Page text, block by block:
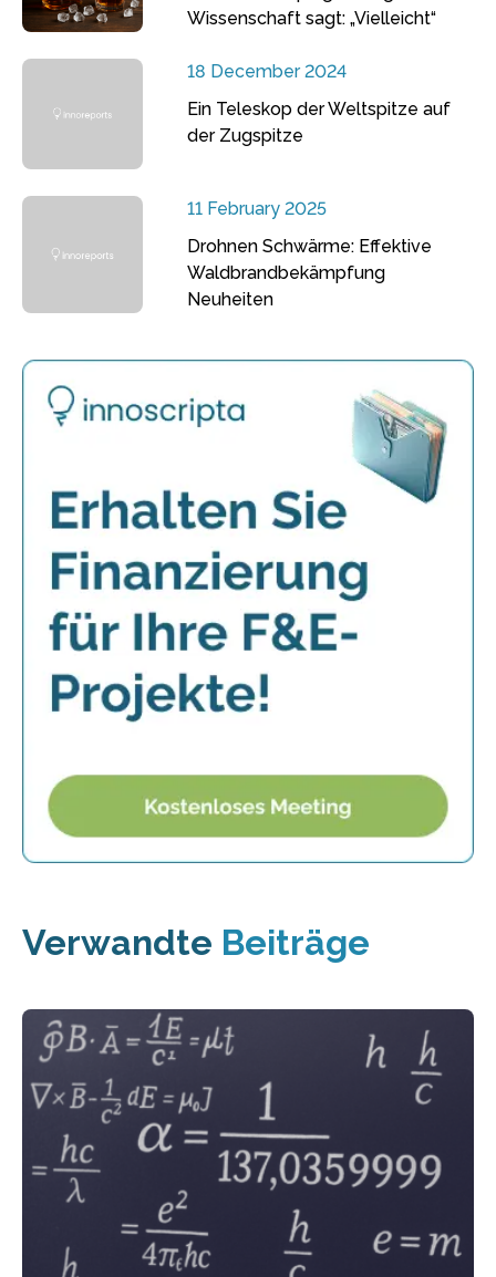
Wissenschaft sagt: „Vielleicht“
18 December 2024
Ein Teleskop der Weltspitze auf
der Zugspitze
11 February 2025
Drohnen Schwärme: Effektive
Waldbrandbekämpfung
Neuheiten
Verwandte Beiträge